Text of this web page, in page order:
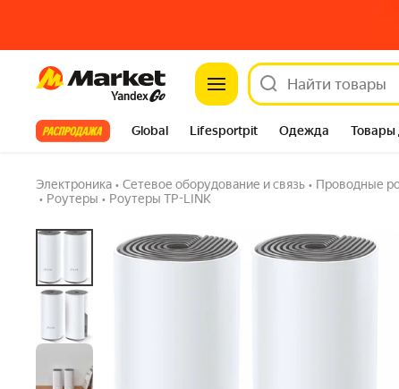
Market
Все хиты Global Lifesportpit Одежда Товары
Электроника • Сетевое оборудование и связь • Проводные
• Роутеры • Роутеры TP-LINK
Mesh Wi-Fi система TP-LINK Deco E4(2-
гарантия
7 купили Задать вопрос